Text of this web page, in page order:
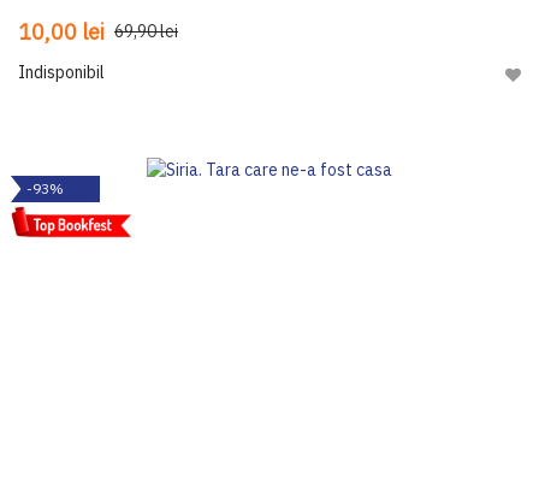
10,00 lei 69,90 lei
Indisponibil
-93%